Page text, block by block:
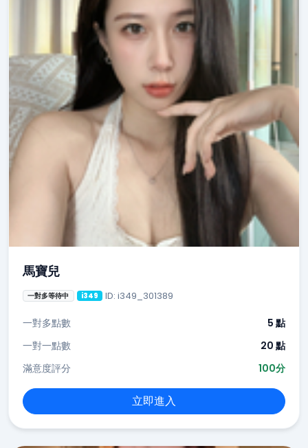
馬寶兒
一對多等待中 i349 ID: i349_301389
一對多點數
5 點
一對一點數
20 點
滿意度評分
100分
立即進入